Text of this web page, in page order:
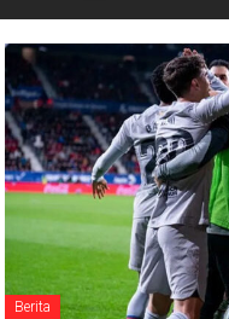
Berita